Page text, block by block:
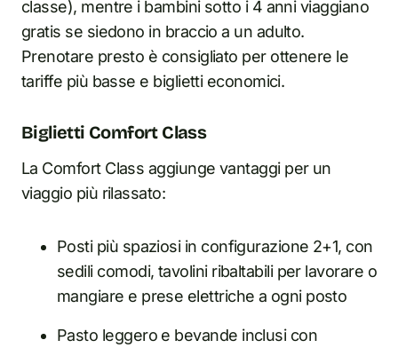
classe), mentre i bambini sotto i 4 anni viaggiano
gratis se siedono in braccio a un adulto.
Prenotare presto è consigliato per ottenere le
tariffe più basse e biglietti economici.
Biglietti Comfort Class
La Comfort Class aggiunge vantaggi per un
viaggio più rilassato:
Posti più spaziosi in configurazione 2+1, con
sedili comodi, tavolini ribaltabili per lavorare o
mangiare e prese elettriche a ogni posto
Pasto leggero e bevande inclusi con